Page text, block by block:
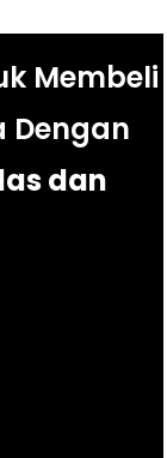
Membeli
Dengan
dan